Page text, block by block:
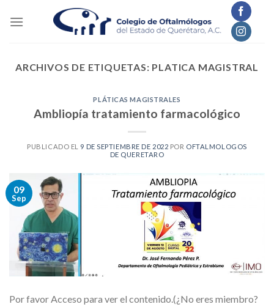
ARCHIVOS DE ETIQUETAS: PLATICA MAGISTRAL
PLÁTICAS MAGISTRALES
Ambliopía tratamiento farmacológico
PUBLICADO EL 9 DE SEPTIEMBRE DE 2022 POR OFTALMOLOGOS
DE QUERETARO
09
Sep
Por favor Acceso para ver el contenido.(¿No eres miembro?